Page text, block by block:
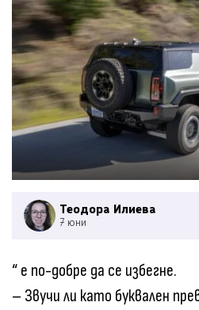
Теодора Илиева
7 юни
“ е по-добре да се избегне.
– Звучи ли като буквален